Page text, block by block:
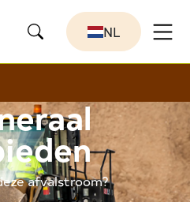
NL
afvalstroom?